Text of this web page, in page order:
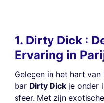
1. Dirty Dick :
Ervaring in
Gelegen in het hart
bar Dirty Dick je onder
sfeer. Met zijn